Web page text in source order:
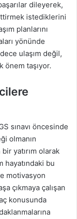
dileyerek,
istediklerini
planlarını
yönünde
ulaşım değil,
önem taşıyor.
sınavı öncesinde
olmanın
yatırım olarak
bu
motivasyon
çıkmaya çalışan
konusunda